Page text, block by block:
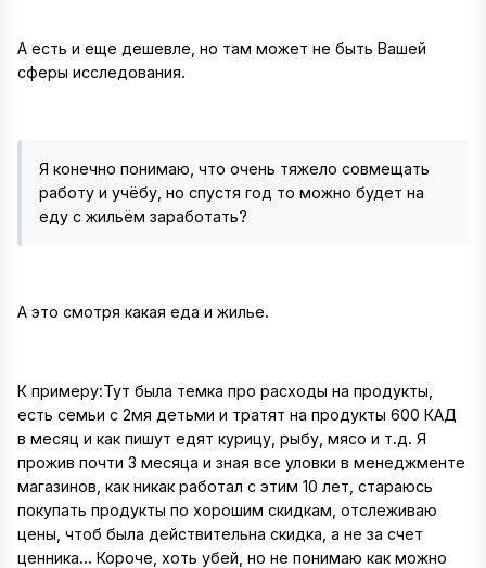
А есть и еще дешевле, но там может не быть Вашей
сферы исследования.
Я конечно понимаю, что очень тяжело совмещать
работу и учёбу, но спустя год то можно будет на
еду с жильём заработать?
А это смотря какая еда и жилье.
К примеру:Тут была темка про расходы на продукты,
есть семьи с 2мя детьми и тратят на продукты 600 КАД
в месяц и как пишут едят курицу, рыбу, мясо и т.д. Я
прожив почти 3 месяца и зная все уловки в менеджменте
магазинов, как никак работал с этим 10 лет, стараюсь
покупать продукты по хорошим скидкам, отслеживаю
цены, чтоб была действительна скидка, а не за счет
ценника... Короче, хоть убей, но не понимаю как можно